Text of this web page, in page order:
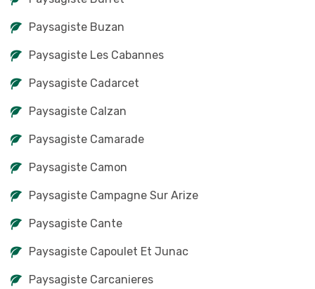
Paysagiste Buzan
Paysagiste Les Cabannes
Paysagiste Cadarcet
Paysagiste Calzan
Paysagiste Camarade
Paysagiste Camon
Paysagiste Campagne Sur Arize
Paysagiste Cante
Paysagiste Capoulet Et Junac
Paysagiste Carcanieres